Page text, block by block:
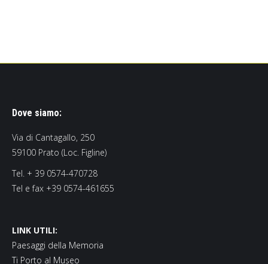
Dove siamo:
Via di Cantagallo, 250
59100 Prato (Loc. Figline)
Tel. + 39 0574-470728
Tel e fax +39 0574-461655
LINK UTILI:
Paesaggi della Memoria
Ti Porto al Museo